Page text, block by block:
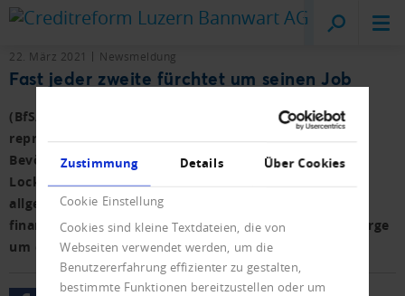
Zustimmung Details Über Cookies
Cookie Einstellung
Cookies sind kleine Textdateien, die von
Webseiten verwendet werden, um die
Benutzererfahrung effizienter zu gestalten,
bestimmte Funktionen bereitzustellen oder um
Creditreform
Luzern
22. März 2021 Newsmeldung
Fast jeder zweite fürchtet um seinen Job
(BfS/fi) Das Bundesamt für Statistik hat mit
repräsentativen Interviews der Stimmung der
Bevölkerung vor und während des ersten Corona-
Lockdowns auf den Zahn gefühlt. Während die
allgemeine Zufriedenheit hoch bleibt und auch die
finanzielle Situation kaum verändert ist, steigt die Sorge
um den Verlust des Arbeitsplatzes.